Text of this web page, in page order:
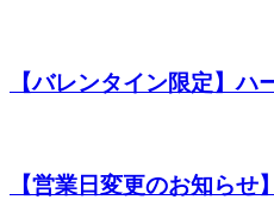
【バレンタイン限定】
【営業日変更のお知らせ】